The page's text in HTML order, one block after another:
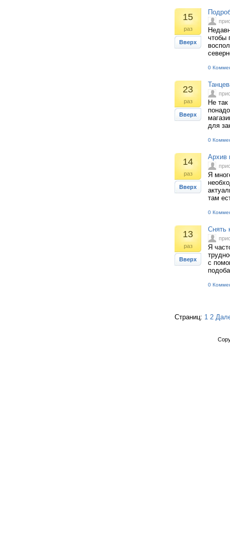
15
раз
Вверх
чтобы
0
23
раз
Вверх
Не
для
0
14
раз
Вверх
Архив
Я
там
0
13
раз
Вверх
Снять
Я
с
0
Страниц: 1 2